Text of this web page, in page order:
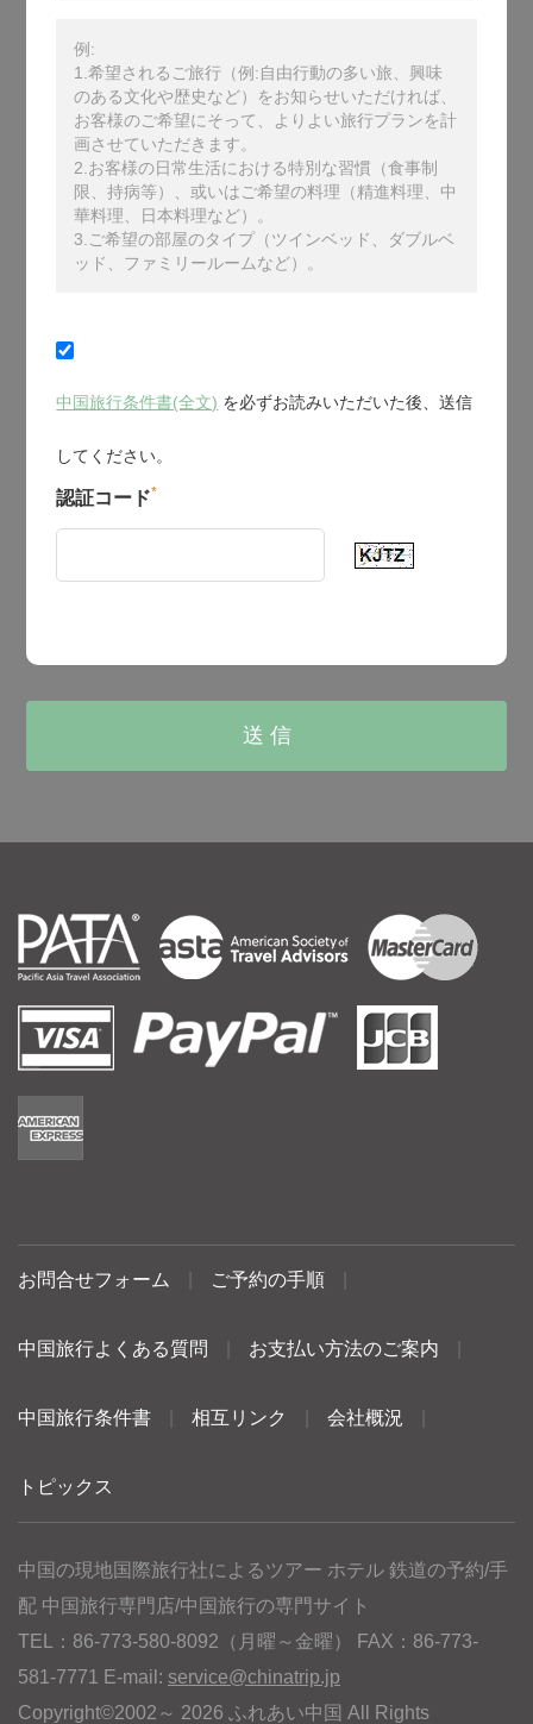
例:
1.希望されるご旅行（例:自由行動の多い旅、興味
のある文化や歴史など）をお知らせいただければ、
お客様のご希望にそって、よりよい旅行プランを計
画させていただきます。
2.お客様の日常生活における特別な習慣（食事制
限、持病等）、或いはご希望の料理（精進料理、中
華料理、日本料理など）。
3.ご希望の部屋のタイプ（ツインベッド、ダブルベ
ッド、ファミリールームなど）。
中国旅行条件書(全文) を必ずお読みいただいた後、送信
してください。
認証コード*
お問合せフォーム ご予約の手順
中国旅行よくある質問 お支払い方法のご案内
中国旅行条件書 相互リンク 会社概況
トピックス
中国の現地国際旅行社によるツアー ホテル 鉄道の予約/手
配 中国旅行専門店/中国旅行の専門サイト
TEL：86-773-580-8092（月曜～金曜） FAX：86-773-
581-7771 E-mail: service@chinatrip.jp
Copyright©2002～ 2026 ふれあい中国 All Rights